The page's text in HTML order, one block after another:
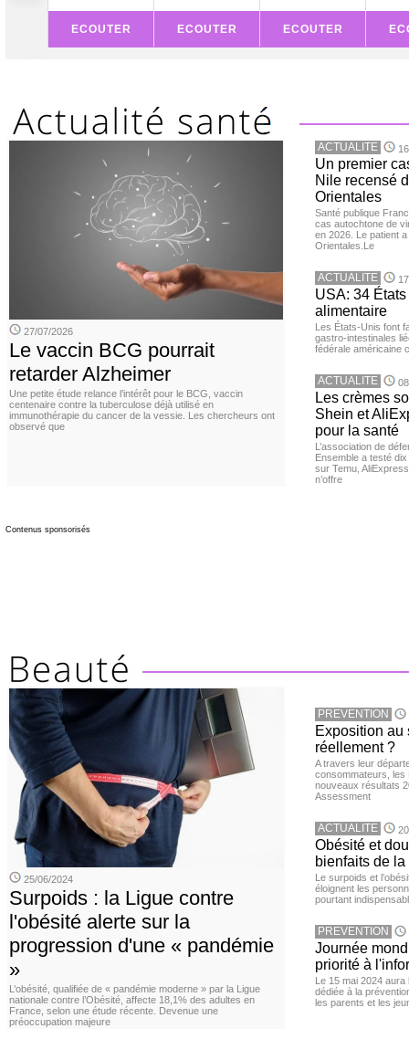
ECOUTER ECOUTER ECOUTER
27/07/2026
Le vaccin BCG pourrait
retarder Alzheimer
Une petite étude relance l’intérêt pour le BCG, vaccin
centenaire contre la tuberculose déjà utilisé en
immunothérapie du cancer de la vessie. Les chercheurs ont
observé que
ACTUALITE
Un premier
Nile recensé
Orientales
Santé publique
cas autochtone de
en 2026. Le patient
Orientales.Le
ACTUALITE
USA: 34
alimentaire
Les États-Unis font
gastro-intestinales
fédérale américaine
ACTUALITE
Les crèmes
Shein et
pour la santé
L’association de
Ensemble a testé
sur Temu,
n’offre
Contenus sponsorisés
25/06/2024
Surpoids : la Ligue contre
l'obésité alerte sur la
progression d'une « pandémie
»
L’obésité, qualifiée de « pandémie moderne » par la Ligue
nationale contre l’Obésité, affecte 18,1% des adultes en
France, selon une étude récente. Devenue une
préoccupation majeure
PREVENTION
Exposition au
réellement ?
A travers leur
consommateurs, les
nouveaux résultats
Assessment
ACTUALITE
Obésité et
bienfaits de
Le surpoids et
éloignent les
pourtant
PREVENTION
Journée
priorité à
Le 15 mai 2024 aura
dédiée à la
les parents et les